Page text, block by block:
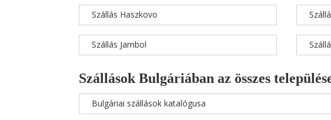
Szállás Haszkovo
Szállás Jambol
Szállások Bulgáriában az összes
Bulgáriai szállások katalógusa